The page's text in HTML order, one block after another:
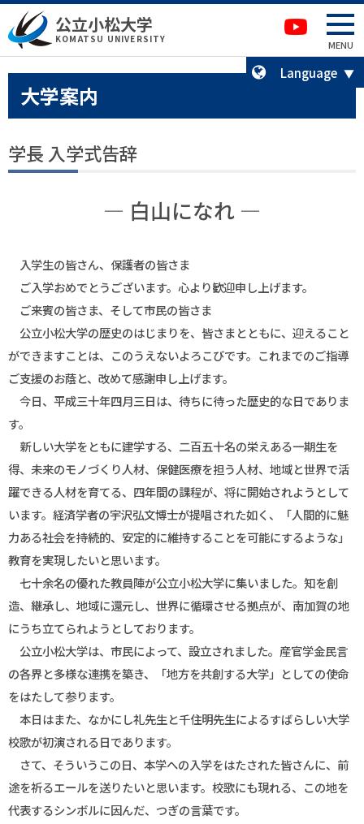
本文へ移動 サイトマップへ移動
公立小松大学
KOMATSU UNIVERSITY MENU
卒業生の方へ
Language
大学案内
学長 入学式告辞
― 白山になれ ―
入学生の皆さん、保護者の皆さま
ご入学おめでとうございます。心より歓迎申し上げます。
ご来賓の皆さま、そして市民の皆さま
公立小松大学の歴史のはじまりを、皆さまとともに、迎えること
ができますことは、このうえないよろこびです。これまでのご指導
ご支援のお蔭と、改めて感謝申し上げます。
今日、平成三十年四月三日は、待ちに待った歴史的な日でありま
す。
新しい大学をともに建学する、二百五十名の栄えある一期生を
得、未来のモノづくり人材、保健医療を担う人材、地域と世界で活
躍できる人材を育てる、四年間の課程が、将に開始されようとして
います。経済学者の宇沢弘文博士が提唱された如く、「人間的に魅
力ある社会を持続的、安定的に維持することを可能にするような」
教育を実現したいと思います。
七十余名の優れた教員陣が公立小松大学に集いました。知を創
造、継承し、地域に還元し、世界に循環させる拠点が、南加賀の地
にうち立てられようとしております。
公立小松大学は、市民によって、設立されました。産官学金民言
の各界と多様な連携を築き、「地方を共創する大学」としての使命
をはたして参ります。
本日はまた、なかにし礼先生と千住明先生によるすばらしい大学
校歌が初演される日であります。
さて、そういうこの日、本学への入学をはたされた皆さんに、前
途を祈るエールを送りたいと思います。校歌にも現れる、この地を
代表するシンボルに因んだ、つぎの言葉です。